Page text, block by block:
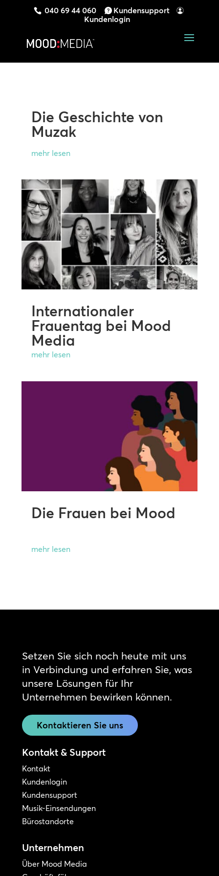
040 69 44 060
Kundensupport
Kundenlogin
Die Geschichte von
Muzak
mehr lesen
Internationaler
Frauentag bei Mood
Media
mehr lesen
Die Frauen bei Mood
mehr lesen
Setzen Sie sich noch heute mit uns
in Verbindung und erfahren Sie, was
unsere Lösungen für Ihr
Unternehmen bewirken können.
Kontaktieren Sie uns
Kontakt & Support
Kontakt
Kundenlogin
Kundensupport
Musik-Einsendungen
Bürostandorte
Unternehmen
Über Mood Media